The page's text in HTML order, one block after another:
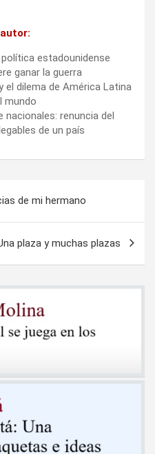
estadounidense
ganar la guerra
el dilema de América Latina
mundo
nacionales: renuncia del
de un país
de mi hermano
plaza y muchas plazas